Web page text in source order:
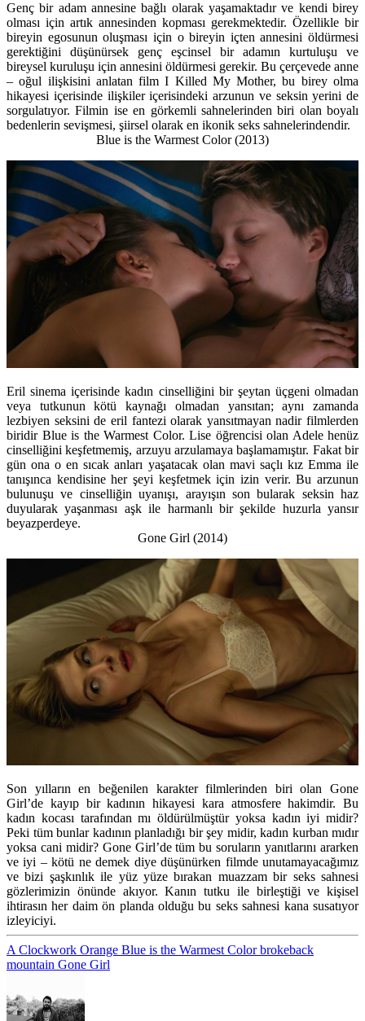
Genç bir adam annesine bağlı olarak yaşamaktadır ve kendi birey
olması için artık annesinden kopması gerekmektedir. Özellikle bir
bireyin egosunun oluşması için o bireyin içten annesini öldürmesi
gerektiğini düşünürsek genç eşcinsel bir adamın kurtuluşu ve
bireysel kuruluşu için annesini öldürmesi gerekir. Bu çerçevede anne
– oğul ilişkisini anlatan film I Killed My Mother, bu birey olma
hikayesi içerisinde ilişkiler içerisindeki arzunun ve seksin yerini de
sorgulatıyor. Filmin ise en görkemli sahnelerinden biri olan boyalı
bedenlerin sevişmesi, şiirsel olarak en ikonik seks sahnelerindendir.
Blue is the Warmest Color (2013)
Eril sinema içerisinde kadın cinselliğini bir şeytan üçgeni olmadan
veya tutkunun kötü kaynağı olmadan yansıtan; aynı zamanda
lezbiyen seksini de eril fantezi olarak yansıtmayan nadir filmlerden
biridir Blue is the Warmest Color. Lise öğrencisi olan Adele henüz
cinselliğini keşfetmemiş, arzuyu arzulamaya başlamamıştır. Fakat bir
gün ona o en sıcak anları yaşatacak olan mavi saçlı kız Emma ile
tanışınca kendisine her şeyi keşfetmek için izin verir. Bu arzunun
bulunuşu ve cinselliğin uyanışı, arayışın son bularak seksin haz
duyularak yaşanması aşk ile harmanlı bir şekilde huzurla yansır
beyazperdeye.
Gone Girl (2014)
Son yılların en beğenilen karakter filmlerinden biri olan Gone
Girl’de kayıp bir kadının hikayesi kara atmosfere hakimdir. Bu
kadın kocası tarafından mı öldürülmüştür yoksa kadın iyi midir?
Peki tüm bunlar kadının planladığı bir şey midir, kadın kurban mıdır
yoksa cani midir? Gone Girl’de tüm bu soruların yanıtlarını ararken
ve iyi – kötü ne demek diye düşünürken filmde unutamayacağımız
ve bizi şaşkınlık ile yüz yüze bırakan muazzam bir seks sahnesi
gözlerimizin önünde akıyor. Kanın tutku ile birleştiği ve kişisel
ihtirasın her daim ön planda olduğu bu seks sahnesi kana susatıyor
izleyiciyi.
A Clockwork Orange Blue is the Warmest Colorbrokeback
mountain Gone Girl